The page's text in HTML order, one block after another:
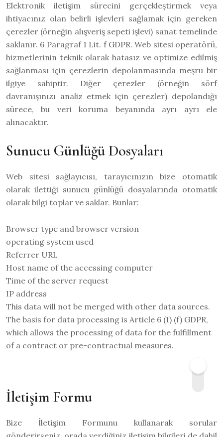
Elektronik iletişim sürecini gerçekleştirmek veya
ihtiyacınız olan belirli işlevleri sağlamak için gereken
çerezler (örneğin alışveriş sepeti işlevi) sanat temelinde
saklanır. 6 Paragraf 1 Lit. f GDPR. Web sitesi operatörü,
hizmetlerinin teknik olarak hatasız ve optimize edilmiş
sağlanması için çerezlerin depolanmasında meşru bir
ilgiye sahiptir. Diğer çerezler (örneğin sörf
davranışınızı analiz etmek için çerezler) depolandığı
sürece, bu veri koruma beyanında ayrı ayrı ele
alınacaktır.
Sunucu Günlüğü Dosyaları
Web sitesi sağlayıcısı, tarayıcınızın bize otomatik
olarak ilettiği sunucu günlüğü dosyalarında otomatik
olarak bilgi toplar ve saklar. Bunlar:
Browser type and browser version
operating system used
Referrer URL
Host name of the accessing computer
Time of the server request
IP address
This data will not be merged with other data sources.
The basis for data processing is Article 6 (1) (f) GDPR,
which allows the processing of data for the fulfillment
of a contract or pre-contractual measures.
İletişim Formu
Bize İletişim Formunu kullanarak sorular